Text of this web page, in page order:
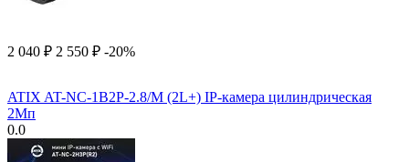
2 040 ₽ 2 550 ₽ -20%
ATIX AT-NC-1B2P-2.8/M (2L+) IP-камера цилиндрическая
2Мп
0.0